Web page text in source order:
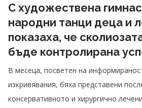
С художествена
народни танци деца и
показаха, че
бъде контролирана
В месеца, посветен на
изкривявания, бяха представени
консервативното и хирургично